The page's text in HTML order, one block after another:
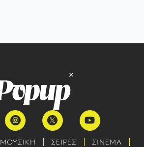
ΜΟΥΣΙΚΗ ΣΕΙΡΕΣ ΣΙΝΕΜΑ